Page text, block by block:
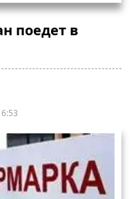
поедет в